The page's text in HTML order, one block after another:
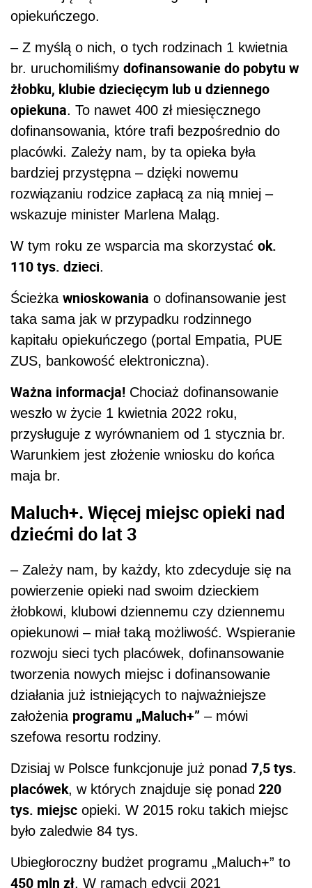
opiekuńczego.
– Z myślą o nich, o tych rodzinach 1 kwietnia
br. uruchomiliśmy dofinansowanie do pobytu w
żłobku, klubie dziecięcym lub u dziennego
opiekuna. To nawet 400 zł miesięcznego
dofinansowania, które trafi bezpośrednio do
placówki. Zależy nam, by ta opieka była
bardziej przystępna – dzięki nowemu
rozwiązaniu rodzice zapłacą za nią mniej –
wskazuje minister Marlena Maląg.
W tym roku ze wsparcia ma skorzystać ok.
110 tys. dzieci.
Ścieżka wnioskowania o dofinansowanie jest
taka sama jak w przypadku rodzinnego
kapitału opiekuńczego (portal Empatia, PUE
ZUS, bankowość elektroniczna).
Ważna informacja! Chociaż dofinansowanie
weszło w życie 1 kwietnia 2022 roku,
przysługuje z wyrównaniem od 1 stycznia br.
Warunkiem jest złożenie wniosku do końca
maja br.
Maluch+. Więcej miejsc opieki nad
dziećmi do lat 3
– Zależy nam, by każdy, kto zdecyduje się na
powierzenie opieki nad swoim dzieckiem
żłobkowi, klubowi dziennemu czy dziennemu
opiekunowi – miał taką możliwość. Wspieranie
rozwoju sieci tych placówek, dofinansowanie
tworzenia nowych miejsc i dofinansowanie
działania już istniejących to najważniejsze
założenia programu „Maluch+” – mówi
szefowa resortu rodziny.
Dzisiaj w Polsce funkcjonuje już ponad 7,5 tys.
placówek, w których znajduje się ponad 220
tys. miejsc opieki. W 2015 roku takich miejsc
było zaledwie 84 tys.
Ubiegłoroczny budżet programu „Maluch+” to
450 mln zł. W ramach edycji 2021